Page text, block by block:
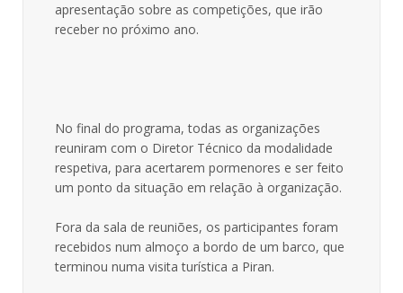
apresentação sobre as competições, que irão
receber no próximo ano.
No final do programa, todas as organizações
reuniram com o Diretor Técnico da modalidade
respetiva, para acertarem pormenores e ser feito
um ponto da situação em relação à organização.
Fora da sala de reuniões, os participantes foram
recebidos num almoço a bordo de um barco, que
terminou numa visita turística a Piran.